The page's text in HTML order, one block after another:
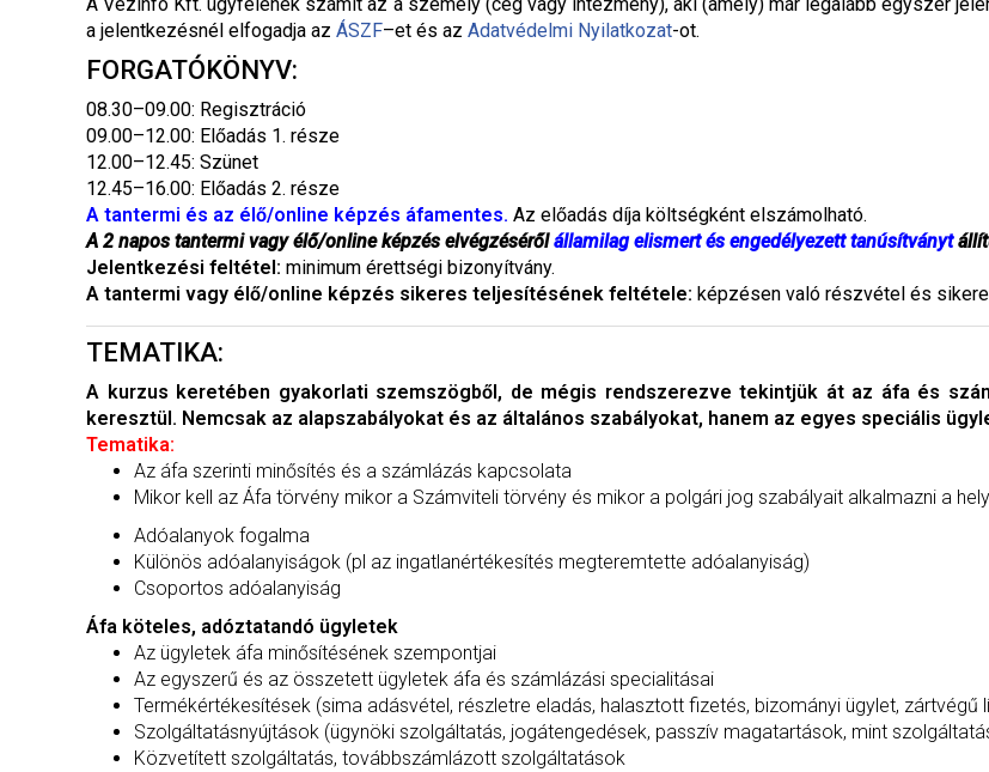
a jelentkezésnél elfogadja az ÁSZF–et és az Adatvédelmi Nyilatkozat-ot.
FORGATÓKÖNYV:
08.30–09.00: Regisztráció
09.00–12.00: Előadás 1. része
12.00–12.45: Szünet
12.45–16.00: Előadás 2. része
A tantermi és az élő/online képzés áfamentes. Az előadás díja költségként elszámolható.
A 2 napos tantermi vagy élő/online képzés elvégzéséről államilag elismert és engedélyezett tanúsítványt
Jelentkezési feltétel: minimum érettségi bizonyítvány.
A tantermi vagy élő/online képzés sikeres teljesítésének feltétele: képzésen való részvétel és
TEMATIKA:
A kurzus keretében gyakorlati szemszögből, de mégis rendszerezve tekintjük át az áfa és
keresztül. Nemcsak az alapszabályokat és az általános szabályokat, hanem az egyes speciális
Tematika:
Az áfa szerinti minősítés és a számlázás kapcsolata
Mikor kell az Áfa törvény mikor a Számviteli törvény és mikor a polgári jog szabályait alkalmazni a
Adóalanyok fogalma
Különös adóalanyiságok (pl az ingatlanértékesítés megteremtette adóalanyiság)
Csoportos adóalanyiság
Áfa köteles, adóztatandó ügyletek
Az ügyletek áfa minősítésének szempontjai
Az egyszerű és az összetett ügyletek áfa és számlázási specialitásai
Termékértékesítések (sima adásvétel, részletre eladás, halasztott fizetés, bizományi ügylet,
Szolgáltatásnyújtások (ügynöki szolgáltatás, jogátengedések, passzív magatartások, mint
Közvetített szolgáltatás, továbbszámlázott szolgáltatások